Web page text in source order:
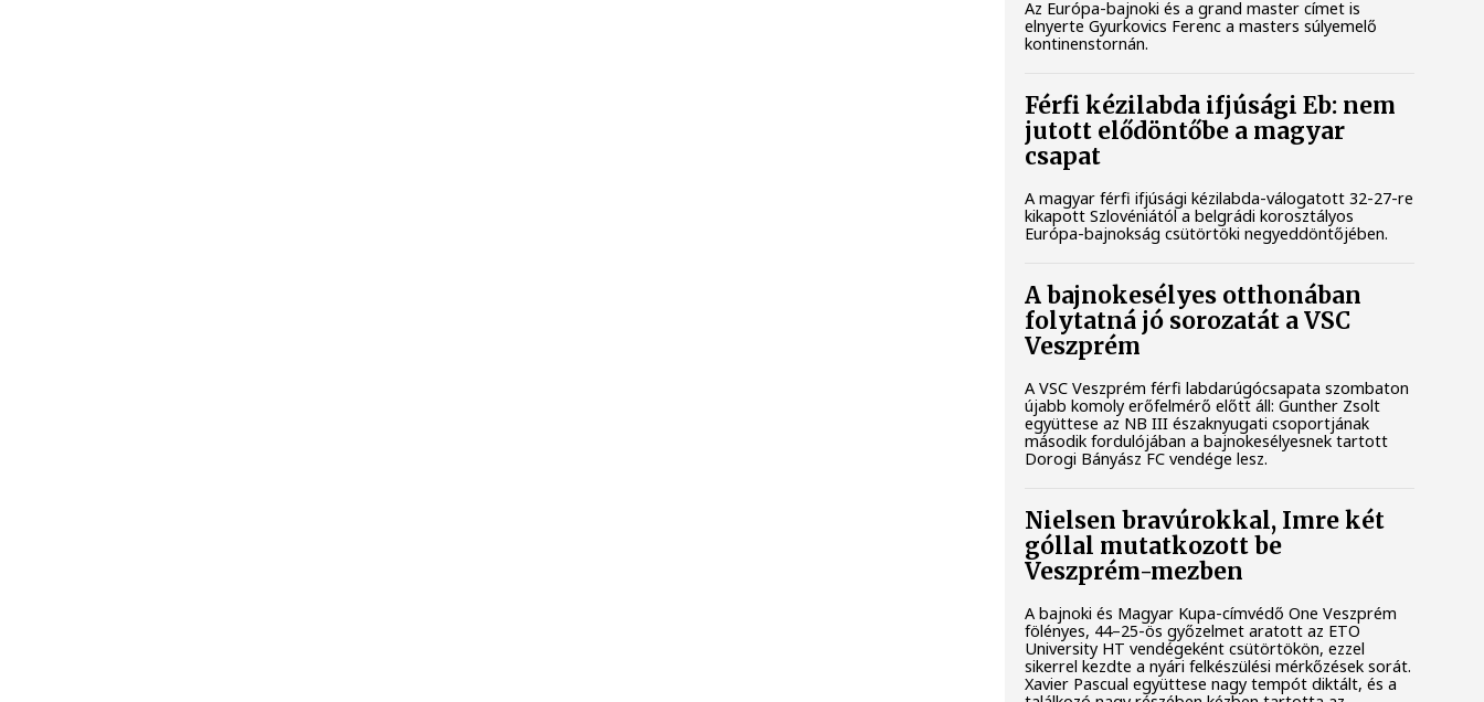
Az Európa-bajnoki és a grand master címet is
elnyerte Gyurkovics Ferenc a masters súlyemelő
kontinenstornán.
Férfi kézilabda ifjúsági Eb: nem
jutott elődöntőbe a magyar
csapat
A magyar férfi ifjúsági kézilabda-válogatott 32-27-re
kikapott Szlovéniától a belgrádi korosztályos
Európa-bajnokság csütörtöki negyeddöntőjében.
A bajnokesélyes otthonában
folytatná jó sorozatát a VSC
Veszprém
A VSC Veszprém férfi labdarúgócsapata szombaton
újabb komoly erőfelmérő előtt áll: Gunther Zsolt
együttese az NB III északnyugati csoportjának
második fordulójában a bajnokesélyesnek tartott
Dorogi Bányász FC vendége lesz.
Nielsen bravúrokkal, Imre két
góllal mutatkozott be
Veszprém-mezben
A bajnoki és Magyar Kupa-címvédő One Veszprém
fölényes, 44–25-ös győzelmet aratott az ETO
University HT vendégeként csütörtökön, ezzel
sikerrel kezdte a nyári felkészülési mérkőzések sorát.
Xavier Pascual együttese nagy tempót diktált, és a